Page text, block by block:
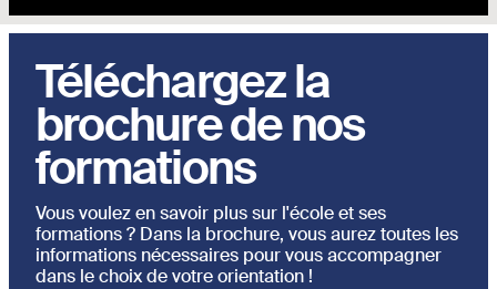
Téléchargez la
brochure de nos
formations
Vous voulez en savoir plus sur l'école et ses
formations ? Dans la brochure, vous aurez toutes les
informations nécessaires pour vous accompagner
dans le choix de votre orientation !